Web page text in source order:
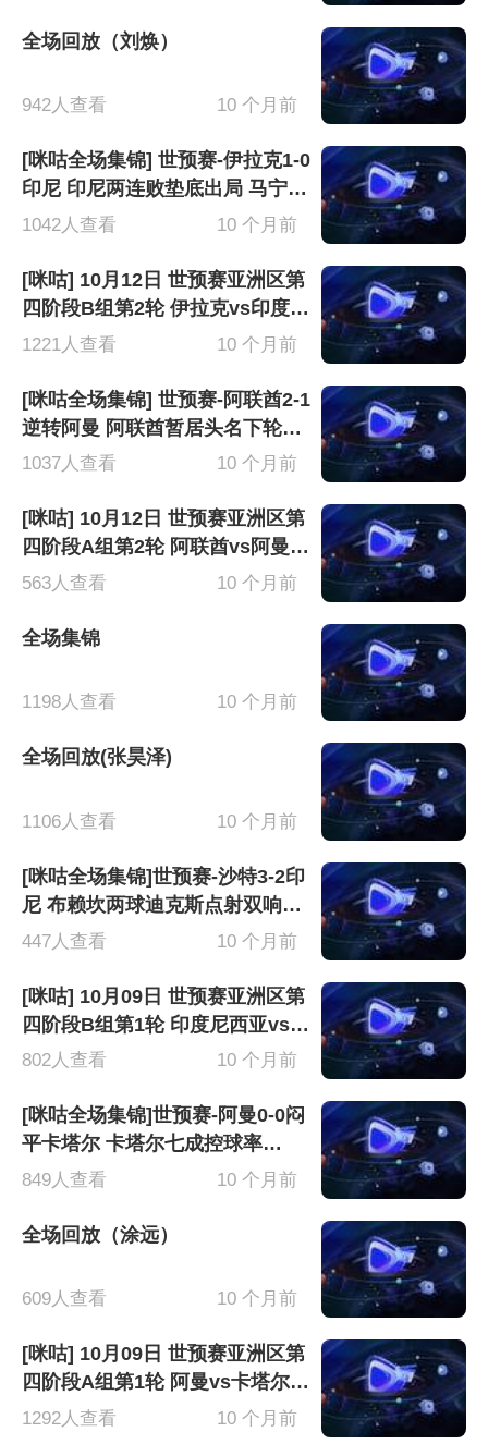
全场回放（刘焕）
942人查看 10 个月前
[咪咕全场集锦] 世预赛-伊拉克1-0
印尼 印尼两连败垫底出局 马宁判
罚引争议
1042人查看 10 个月前
[咪咕] 10月12日 世预赛亚洲区第
四阶段B组第2轮 伊拉克vs印度尼
西亚 全场录像[有比分]
1221人查看 10 个月前
[咪咕全场集锦] 世预赛-阿联酋2-1
逆转阿曼 阿联酋暂居头名下轮战
卡塔尔
1037人查看 10 个月前
[咪咕] 10月12日 世预赛亚洲区第
四阶段A组第2轮 阿联酋vs阿曼
全场录像[有比分]
563人查看 10 个月前
全场集锦
1198人查看 10 个月前
全场回放(张昊泽)
1106人查看 10 个月前
[咪咕全场集锦]世预赛-沙特3-2印
尼 布赖坎两球迪克斯点射双响双
方共进3粒点球
447人查看 10 个月前
[咪咕] 10月09日 世预赛亚洲区第
四阶段B组第1轮 印度尼西亚vs沙
特 全场录像[有比分]
802人查看 10 个月前
[咪咕全场集锦]世预赛-阿曼0-0闷
平卡塔尔 卡塔尔七成控球率
&amp;12脚射门仅2射正
849人查看 10 个月前
全场回放（涂远）
609人查看 10 个月前
[咪咕] 10月09日 世预赛亚洲区第
四阶段A组第1轮 阿曼vs卡塔尔
全场录像[有比分]
1292人查看 10 个月前